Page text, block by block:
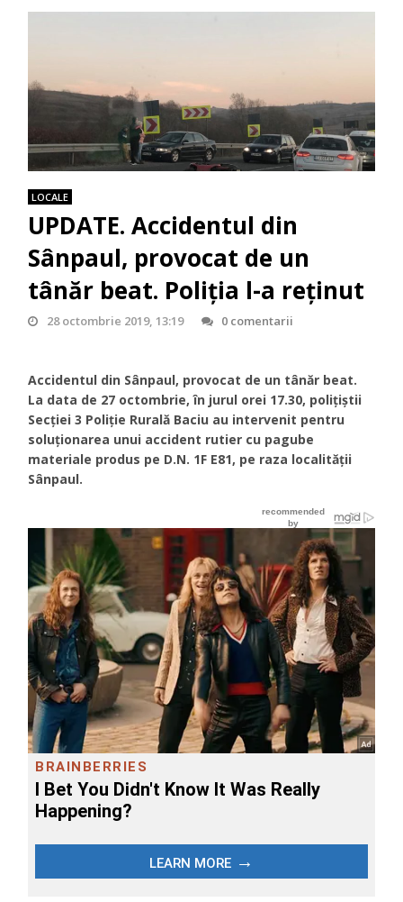
LOCALE
UPDATE. Accidentul din
Sânpaul, provocat de un
tânăr beat. Poliţia l-a reținut
28 octombrie 2019, 13:19 0 comentarii
Accidentul din Sânpaul, provocat de un tânăr beat.
La data de 27 octombrie, în jurul orei 17.30, poliţiştii
Secţiei 3 Poliţie Rurală Baciu au intervenit pentru
soluționarea unui accident rutier cu pagube
materiale produs pe D.N. 1F E81, pe raza localităţii
Sânpaul.